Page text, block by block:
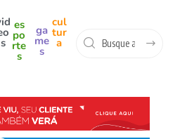
s
es
po
rte
s
ga
me
s
cul
tur
a